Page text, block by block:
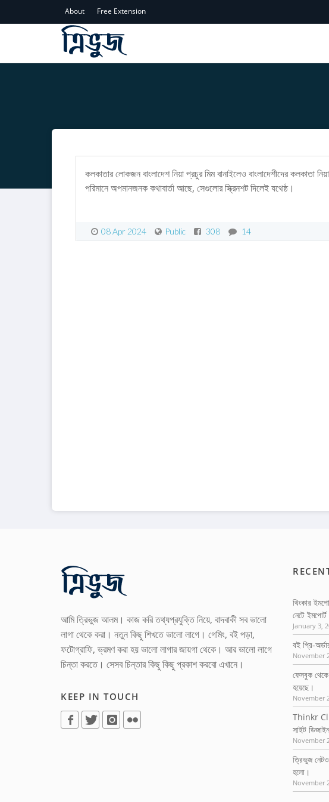
About Free Extension
কলকাতার লোকজন বাংলাদেশ নিয়া প্রচুর মিম বানাইলেও বাংলাদেশীদের কলকাতা
পরিমানে অপমানজনক কথাবার্তা আছে, সেগুলোর স্ক্রিনশট দিলেই যথেষ্ঠ।
08 Apr 2024 Public 308 14
আমি ত্রিভুজ আলম। কাজ করি তথ্যপ্রযুক্তি নিয়ে, বাদবাকী সব ভালো
লাগা থেকে করা। নতুন কিছু শিখতে ভালো লাগে। গেমিং, বই পড়া,
ফটোগ্রাফি, ভ্রমণ করা হয় ভালো লাগার জায়গা থেকে। আর ভালো লাগে
চিন্তা করতে। সেসব চিন্তার কিছু কিছু প্রকাশ করবো এখানে।
KEEP IN TOUCH
থিংকার
নেটে
January 3,
বই প্রি-
November
ফেসবুক
হয়েছে।
November
Thinkr
সাইট
November
ত্রিভুজ
হলো।
November